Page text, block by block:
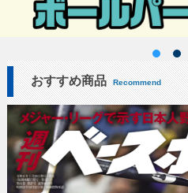
おすすめ商品 Recommend